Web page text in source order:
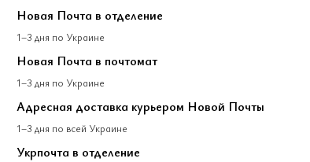
Новая Почта в отделение
1–3 дня по Украине
Новая Почта в почтомат
1–3 дня по Украине
Адресная доставка курьером Новой Почты
1–3 дня по всей Украине
Укрпочта в отделение